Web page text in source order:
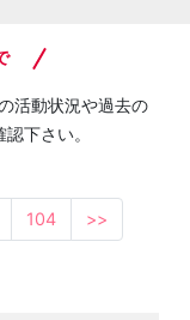
活動状況や過去の
下さい。
104 >>